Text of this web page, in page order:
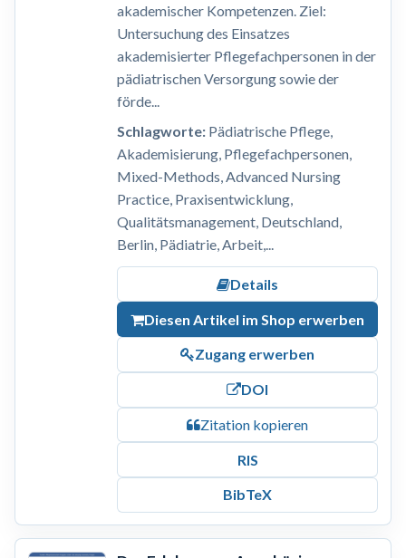
akademischer Kompetenzen. Ziel:
Untersuchung des Einsatzes
akademisierter Pflegefachpersonen in der
pädiatrischen Versorgung sowie der
förde...
Schlagworte:Pädiatrische Pflege,
Akademisierung, Pflegefachpersonen,
Mixed-Methods, Advanced Nursing
Practice, Praxisentwicklung,
Qualitätsmanagement, Deutschland,
Berlin, Pädiatrie, Arbeit,...
Details
Diesen Artikel im Shop erwerben
Zugang erwerben
DOI
Zitation kopieren
RIS
BibTeX